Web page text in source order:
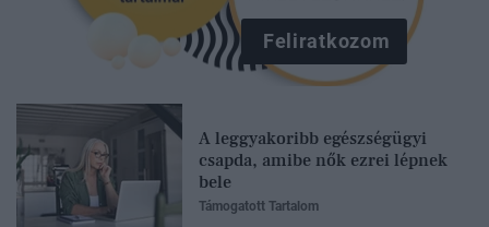
Feliratkozom
A leggyakoribb egészségügyi
csapda, amibe nők ezrei lépnek
bele
Támogatott Tartalom